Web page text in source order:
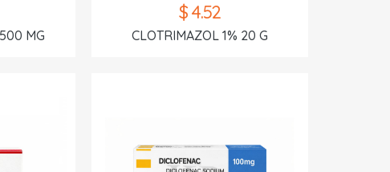
MG
$ 4.52
CLOTRIMAZOL 1% 20 G